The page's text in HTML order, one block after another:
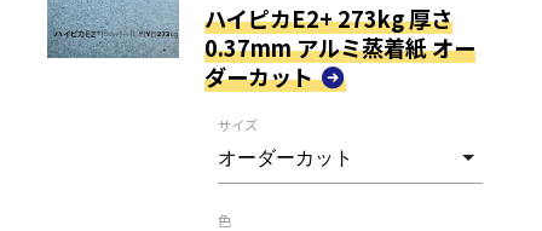
ハイピカE2+ 273kg 厚さ
0.37mm アルミ蒸着紙 オー
ダーカット
サイズ
色